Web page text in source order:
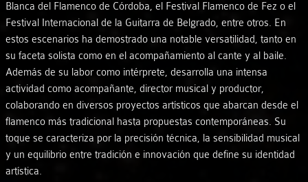
Blanca del Flamenco de Córdoba, el Festival Flamenco de Fez o el
Festival Internacional de la Guitarra de Belgrado, entre otros. En
estos escenarios ha demostrado una notable versatilidad, tanto en
su faceta solista como en el acompañamiento al cante y al baile.
Además de su labor como intérprete, desarrolla una intensa
actividad como acompañante, director musical y productor,
colaborando en diversos proyectos artísticos que abarcan desde el
flamenco más tradicional hasta propuestas contemporáneas. Su
toque se caracteriza por la precisión técnica, la sensibilidad musical
y un equilibrio entre tradición e innovación que define su identidad
artística.